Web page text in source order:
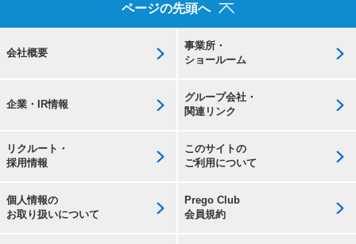
ページの先頭へ
会社概要
事業所・
ショールーム
企業・IR情報
グループ会社・
関連リンク
リクルート・
採用情報
このサイトの
ご利用について
個人情報の
お取り扱いについて
Prego Club
会員規約